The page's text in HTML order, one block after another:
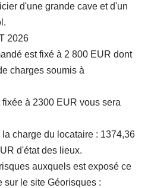
d'une grande cave et d'un
2026
est fixé à 2 800 EUR dont
charges soumis à
à 2300 EUR vous sera
charge du locataire : 1374,36
d'état des lieux.
auxquels est exposé ce
sur le site Géorisques :